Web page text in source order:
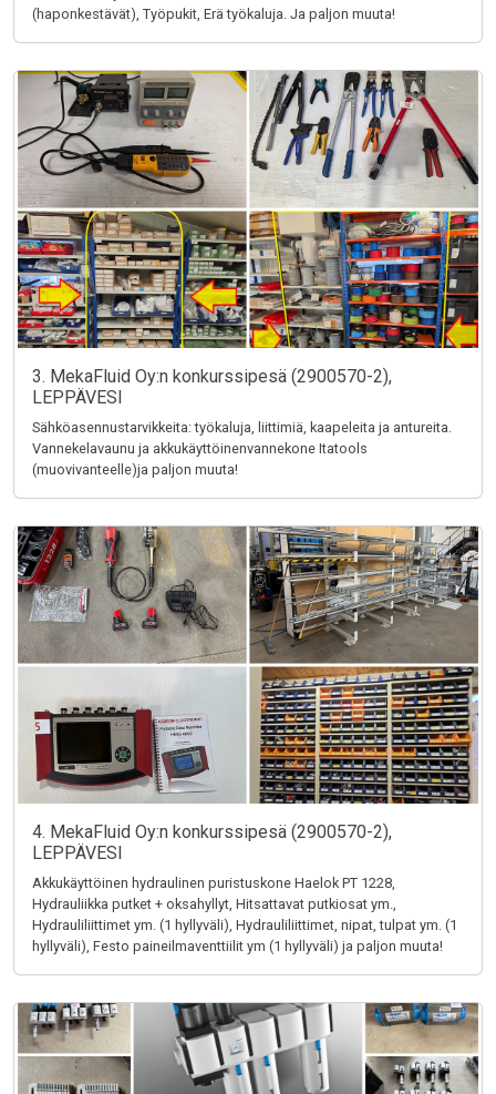
(haponkestävät), Työpukit, Erä työkaluja. Ja paljon muuta!
3. MekaFluid Oy:n konkurssipesä (2900570-2),
LEPPÄVESI
Sähköasennustarvikkeita: työkaluja, liittimiä, kaapeleita ja antureita.
Vannekelavaunu ja akkukäyttöinenvannekone Itatools
(muovivanteelle)ja paljon muuta!
4. MekaFluid Oy:n konkurssipesä (2900570-2),
LEPPÄVESI
Akkukäyttöinen hydraulinen puristuskone Haelok PT 1228,
Hydrauliikka putket + oksahyllyt, Hitsattavat putkiosat ym.,
Hydrauliliittimet ym. (1 hyllyväli), Hydrauliliittimet, nipat, tulpat ym. (1
hyllyväli), Festo paineilmaventtiilit ym (1 hyllyväli) ja paljon muuta!